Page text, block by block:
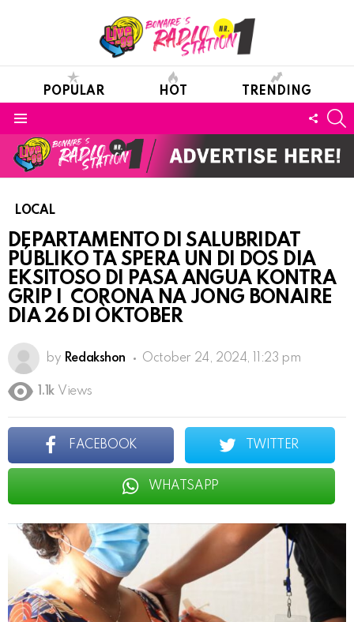
POPULAR HOT TRENDING
LOCAL
DEPARTAMENTO DI SALUBRIDAT
PÚBLIKO TA SPERA UN DI DOS DIA
EKSITOSO DI PASA ANGUA KONTRA
GRIP I CORONA NA JONG BONAIRE
DIA 26 DI ÒKTOBER
by Redakshon October 24, 2024, 11:23 pm
1.1k Views
FACEBOOK TWITTER
WHATSAPP